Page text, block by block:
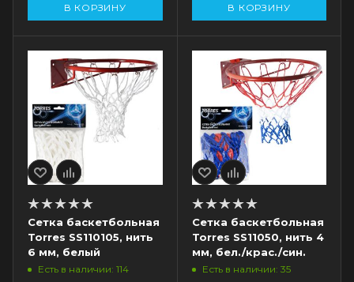
В КОРЗИНУ В КОРЗИНУ
Сетка баскетбольная
Torres SS110105, нить
6 мм, белый
Есть в наличии: 114
Сетка баскетбольная
Torres SS11050, нить 4
мм, бел./крас./син.
Есть в наличии: 35